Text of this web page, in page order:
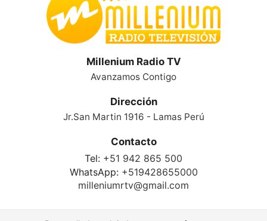
Millenium Radio TV
Avanzamos Contigo
Dirección
Jr.San Martin 1916 - Lamas Perú
Contacto
Tel: +51 942 865 500
WhatsApp: +519428655000
milleniumrtv@gmail.com